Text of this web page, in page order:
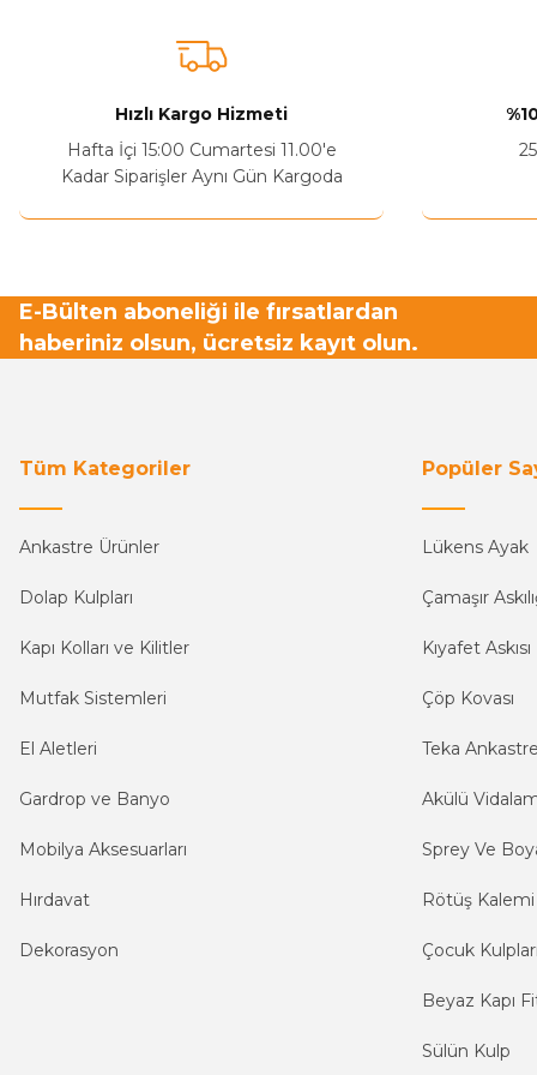
Hızlı Kargo Hizmeti
Hafta İçi 15:00 Cumartesi 11.00'e
Kadar Siparişler Aynı Gün Kargoda
E-Bülten aboneliği ile fırsatlardan
haberiniz olsun, ücretsiz kayıt olun.
Tüm Kategoriler
Ankastre Ürünler
Dolap Kulpları
Kapı Kolları ve Kilitler
Mutfak Sistemleri
El Aletleri
Gardrop ve Banyo
Mobilya Aksesuarları
Hırdavat
Dekorasyon
Popüler
Lükens Ayak
Çamaşır
Kıyafet Askısı
Çöp Kovası
Teka Ankastre
Akülü
Sprey Ve
Rötüş Kalemi
Çocuk Kulpları
Beyaz Kapı
Sülün Kulp